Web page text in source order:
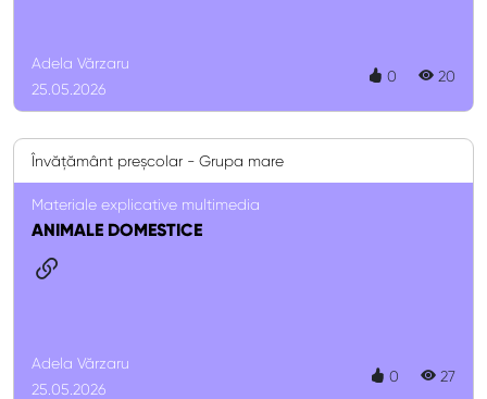
Adela Vărzaru
25.05.2026
0 20
Învățământ preșcolar - Grupa mare
Materiale explicative multimedia
ANIMALE DOMESTICE
Adela Vărzaru
25.05.2026
0 27